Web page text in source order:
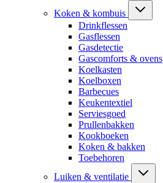
Koken & kombuis
Drinkflessen
Gasflessen
Gasdetectie
Gascomforts & ovens
Koelkasten
Koelboxen
Barbecues
Keukentextiel
Serviesgoed
Prullenbakken
Kookboeken
Koken & bakken
Toebehoren
Luiken & ventilatie